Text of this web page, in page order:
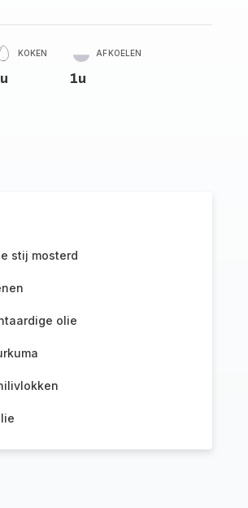
KOKEN AFKOELEN
1u
stij mosterd
olie